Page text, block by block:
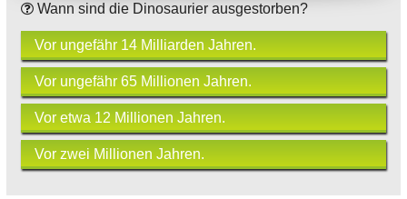
Wann sind die Dinosaurier ausgestorben?
Vor ungefähr 14 Milliarden Jahren.
Vor ungefähr 65 Millionen Jahren.
Vor etwa 12 Millionen Jahren.
Vor zwei Millionen Jahren.